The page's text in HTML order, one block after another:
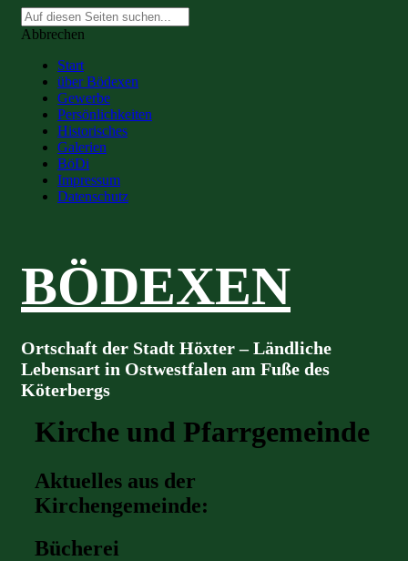
Suche
nach:
Abbrechen
Start
über Bödexen
Gewerbe
Persönlichkeiten
Historisches
Galerien
BöDi
Impressum
Datenschutz
BÖDEXEN
Ortschaft der Stadt Höxter – Ländliche
Lebensart in Ostwestfalen am Fuße des
Köterbergs
Kirche und Pfarrgemeinde
Aktuelles aus der
Kirchengemeinde:
Bücherei